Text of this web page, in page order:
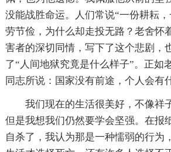
没能战胜命运。人们常说“一份耕耘
劳节俭，为什么却走投无路？老舍怀
害者的深切同情，写下了这个悲剧，
了“人间地狱究竟是什么样子”。正如
同志所说：国家没有前途，个人会有
我们现在的生活很美好，不像祥
但是我想我们仍然要学会坚强。在报
自杀了，我认为那是一种懦弱的行为